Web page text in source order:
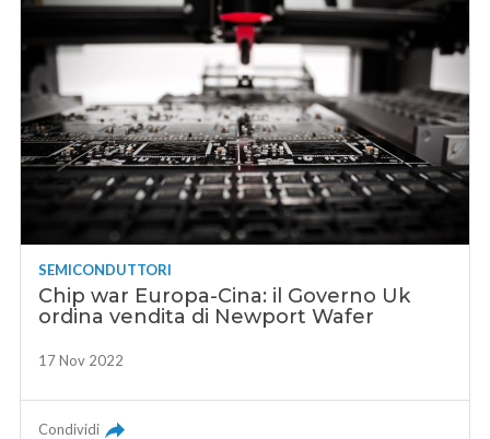
SEMICONDUTTORI
Chip war Europa-Cina: il Governo Uk
ordina vendita di Newport Wafer
17 Nov 2022
Condividi